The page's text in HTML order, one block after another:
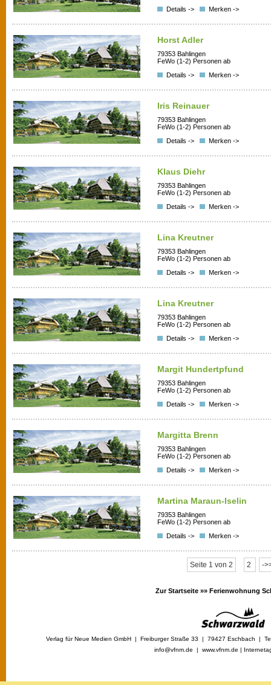
Details ->
Merken ->
Horst Adler
79353 Bahlingen
FeWo (1-2) Personen ab
Details ->
Merken ->
Iris Reinauer
79353 Bahlingen
FeWo (1-2) Personen ab
Details ->
Merken ->
Klaus Diehr
79353 Bahlingen
FeWo (1-2) Personen ab
Details ->
Merken ->
Lina Kreutner
79353 Bahlingen
FeWo (1-2) Personen ab
Details ->
Merken ->
Lina Kreutner
79353 Bahlingen
FeWo (1-2) Personen ab
Details ->
Merken ->
Margit Hundertpfund
79353 Bahlingen
FeWo (1-2) Personen ab
Details ->
Merken ->
Margitta Brenn
79353 Bahlingen
FeWo (1-2) Personen ab
Details ->
Merken ->
Martina Maraun-Iselin
79353 Bahlingen
FeWo (1-2) Personen ab
Details ->
Merken ->
Seite 1 von 2 2 -
Zur Startseite »» Ferienwohnung
Verlag für Neue Medien GmbH | Freiburger Straße 33 | 79427 Eschbach |
info@vfnm.de | www.vfnm.de |